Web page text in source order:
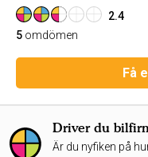
2.4
5 omdömen
Få
Driver du
Är du nyfiken på